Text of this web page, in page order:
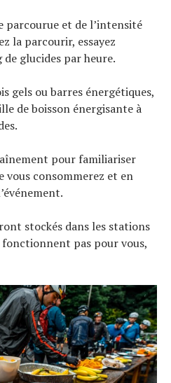
parcourue et de l’intensité
la parcourir, essayez
glucides par heure.
gels ou barres énergétiques,
de boisson énergisante à
pour familiariser
vous consommerez et en
stockés dans les stations
pas pour vous,